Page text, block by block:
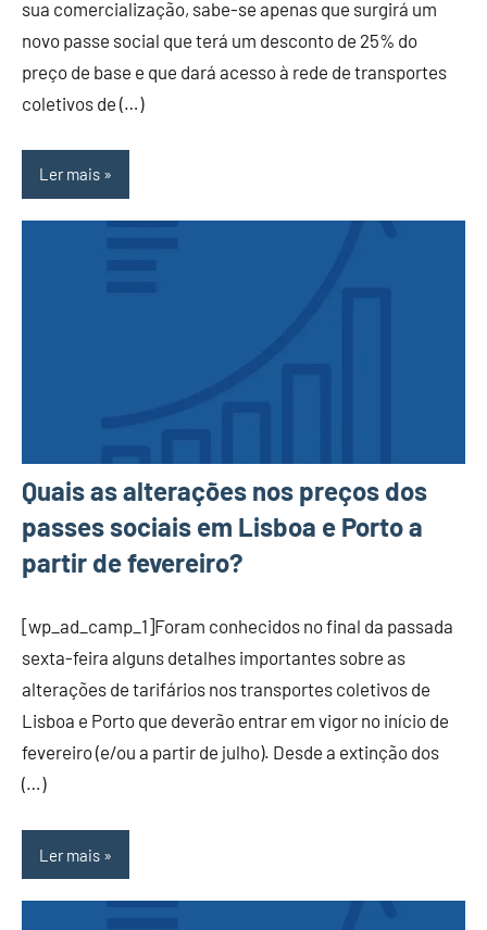
sua comercialização, sabe-se apenas que surgirá um
novo passe social que terá um desconto de 25% do
preço de base e que dará acesso à rede de transportes
coletivos de (…)
Ler mais
Quais as alterações nos preços dos
passes sociais em Lisboa e Porto a
partir de fevereiro?
[wp_ad_camp_1]Foram conhecidos no final da passada
sexta-feira alguns detalhes importantes sobre as
alterações de tarifários nos transportes coletivos de
Lisboa e Porto que deverão entrar em vigor no início de
fevereiro (e/ou a partir de julho). Desde a extinção dos
(…)
Ler mais